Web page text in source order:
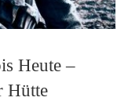
Heute –
Hütte